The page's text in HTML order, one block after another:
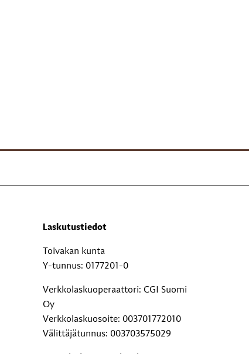
Laskutustiedot
Toivakan kunta
Y-tunnus: 0177201-0
Verkkolaskuoperaattori: CGI Suomi
Oy
Verkkolaskuosoite: 003701772010
Välittäjätunnus: 003703575029